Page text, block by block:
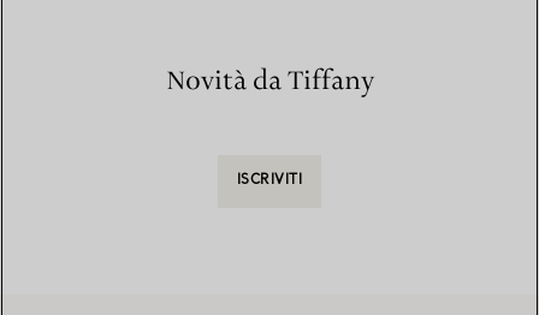
Novità da Tiffany
ISCRIVITI